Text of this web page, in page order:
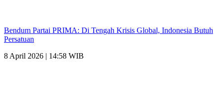
Bendum Partai PRIMA: Di Tengah Krisis Global, Indonesia Butuh
Persatuan
8 April 2026 | 14:58 WIB